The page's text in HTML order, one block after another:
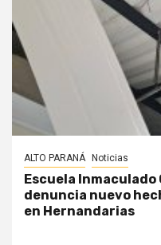
ALTO PARANÁ Noticias
Escuela Inmaculado
denuncia nuevo
en Hernandarias